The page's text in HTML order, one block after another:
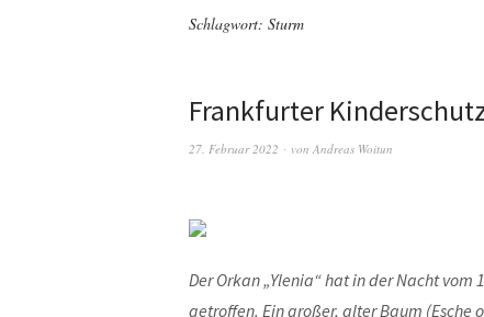
Schlagwort: Sturm
Frankfurter
27. Februar 2022 von Andreas Woitun
Der Orkan „Ylenia“ hat in der Nacht
getroffen. Ein großer, alter Baum (Esche